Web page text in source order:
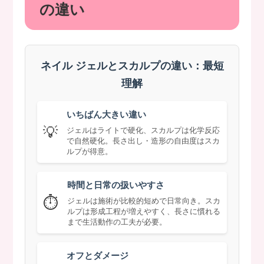
の違い
ネイル ジェルとスカルプの違い：最短
理解
💡
いちばん大きい違い
ジェルはライトで硬化、スカルプは化学反応
で自然硬化。長さ出し・造形の自由度はスカ
ルプが得意。
⏱️
時間と日常の扱いやすさ
ジェルは施術が比較的短めで日常向き。スカ
ルプは形成工程が増えやすく、長さに慣れる
まで生活動作の工夫が必要。
オフとダメージ